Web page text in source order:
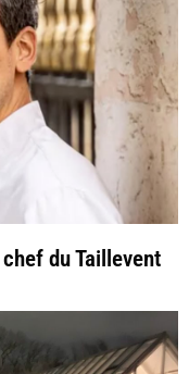
du Taillevent